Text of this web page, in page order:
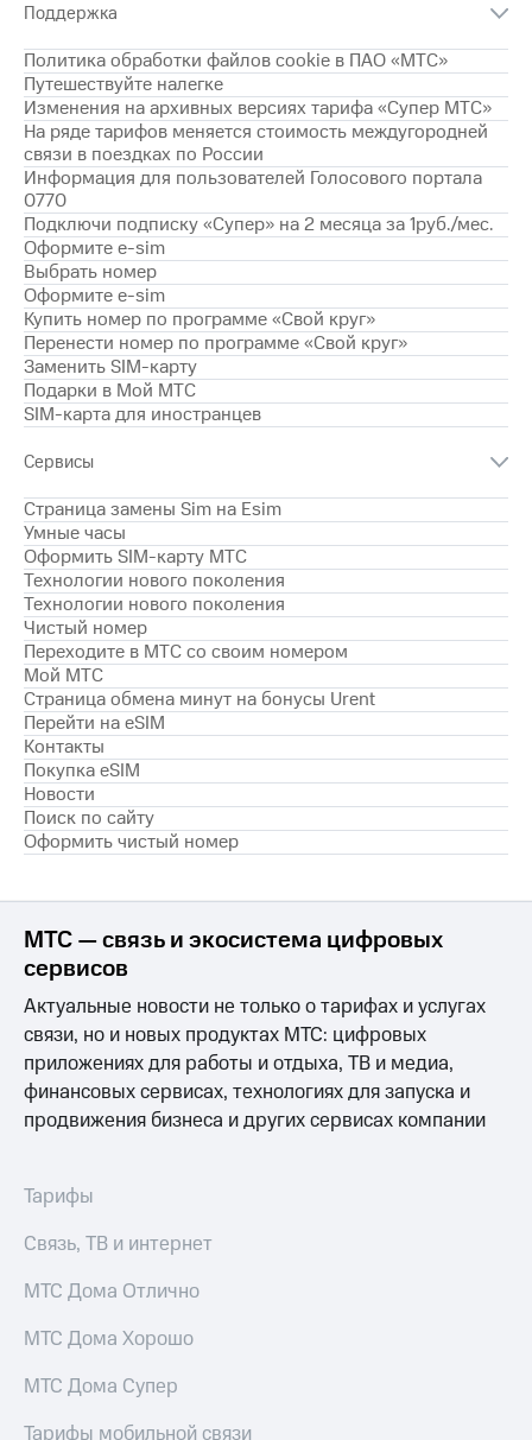
на
eSIM
Для дома
Выберите
и подключите
ТВ
с выгодным
тарифом
Тарифы
Интернет,
ТВ и телефон
для дома
Услуги
Домашний
интернет
Домашнее
ТВ
Спутниковое
ТВ
Домашний
телефон
Перейти
в МТС
со своим
номером
Поддержка
и подписки
МТС
Подписка
на гигабайты
интернета,
фильмы,
музыка
группа
Скидка
общие
подписки
и услуги,
доступ
к геолокации
кабинет
интернета
и
ТВ
Личный
кабинет
спутникового
ТВ
приложение
Мой
МТС
Акции
Видеонаблюдение
для дома
МТС
Premium
Подписка
на гигабайты
интернета,
фильмы,
музыка
и многое
другое
Семейная
группа
Скидка
на тарифы,
общие
и услуги,
доступ
к геолокации
безопасности
Всё
под
рукой
полезного
есть
приложении
КИОН
КИОН
Поддержка
Политика обработки файлов cookie в ПАО «МТС»
Путешествуйте налегке
Изменения на архивных версиях тарифа «Супер МТС»
На ряде тарифов меняется стоимость междугородней
связи в поездках по России
Информация для пользователей Голосового портала
0770
Подключи подписку «Супер» на 2 месяца за 1руб./мес.
Оформите e-sim
Выбрать номер
Оформите e-sim
Купить номер по программе «Свой круг»
Перенести номер по программе «Свой круг»
Заменить SIM-карту
Подарки в Мой МТС
SIM-карта для иностранцев
Сервисы
Страница замены Sim на Esim
Умные часы
Оформить SIM-карту МТС
Технологии нового поколения
Технологии нового поколения
Чистый номер
Переходите в МТС со своим номером
Мой МТС
Страница обмена минут на бонусы Urent
Перейти на eSIM
Контакты
Покупка eSIM
Новости
Поиск по сайту
Оформить чистый номер
МТС — связь и экосистема цифровых
сервисов
Актуальные новости не только о тарифах и услугах
связи, но и новых продуктах МТС: цифровых
приложениях для работы и отдыха, ТВ и медиа,
финансовых сервисах, технологиях для запуска и
продвижения бизнеса и других сервисах компании
Тарифы
Связь, ТВ и интернет
МТС Дома Отлично
МТС Дома Хорошо
МТС Дома Супер